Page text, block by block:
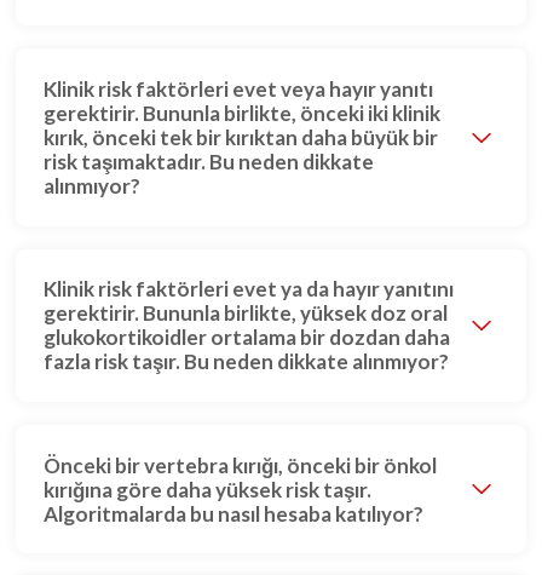
Klinik risk faktörleri evet veya hayır yanıtı
gerektirir. Bununla birlikte, önceki iki klinik
kırık, önceki tek bir kırıktan daha büyük bir
risk taşımaktadır. Bu neden dikkate
alınmıyor?
Klinik risk faktörleri evet ya da hayır yanıtını
gerektirir. Bununla birlikte, yüksek doz oral
glukokortikoidler ortalama bir dozdan daha
fazla risk taşır. Bu neden dikkate alınmıyor?
Önceki bir vertebra kırığı, önceki bir önkol
kırığına göre daha yüksek risk taşır.
Algoritmalarda bu nasıl hesaba katılıyor?